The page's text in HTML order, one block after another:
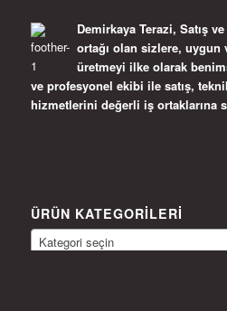
Demirkaya Terazi, Satış
ortağı olan sizlere,
üretmeyi ilke olarak
ve profesyonel ekibi ile satış,
hizmetlerini değerli iş ortaklarına
ÜRÜN KATEGORILERI
Kategori seçin